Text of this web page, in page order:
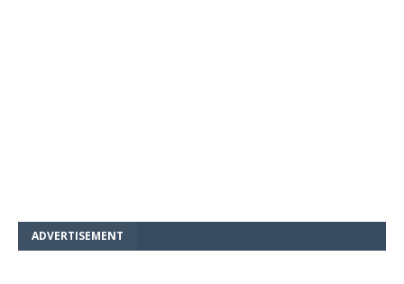
ADVERTISEMENT